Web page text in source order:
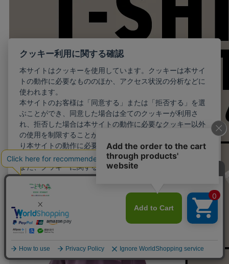
クッキー利用に関する確認
本サイトはクッキーを使用しています。クッキーは本サイ
トの動作に必要なもののほか、アクセス状況の分析などに
使われます。
本サイトのお客様は「同意する」または「拒否する」を選
ぶことができ、同意した場合は全てのクッキーが利用さ
れ、拒否した場合は本サイトの動作に必要なクッキー以外
の使用を制限することができます。お客様が同意しない限
り本サイトの動作に必要最小限のクッキー以外が利用され
ることはありません。
また、クッキーに関する設定を詳細に行いたい場合はこち
らから行えます。詳細設定